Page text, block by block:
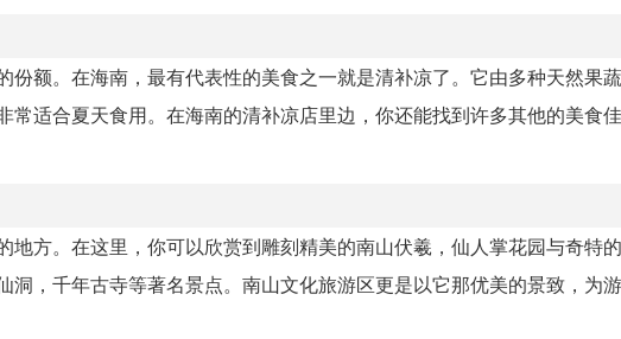
份额。在海南，最有代表性的美食之一就是清补凉了。它由多种天然果
常适合夏天食用。在海南的清补凉店里边，你还能找到许多其他的美食
地方。在这里，你可以欣赏到雕刻精美的南山伏羲，仙人掌花园与奇特
洞，千年古寺等著名景点。南山文化旅游区更是以它那优美的景致，为